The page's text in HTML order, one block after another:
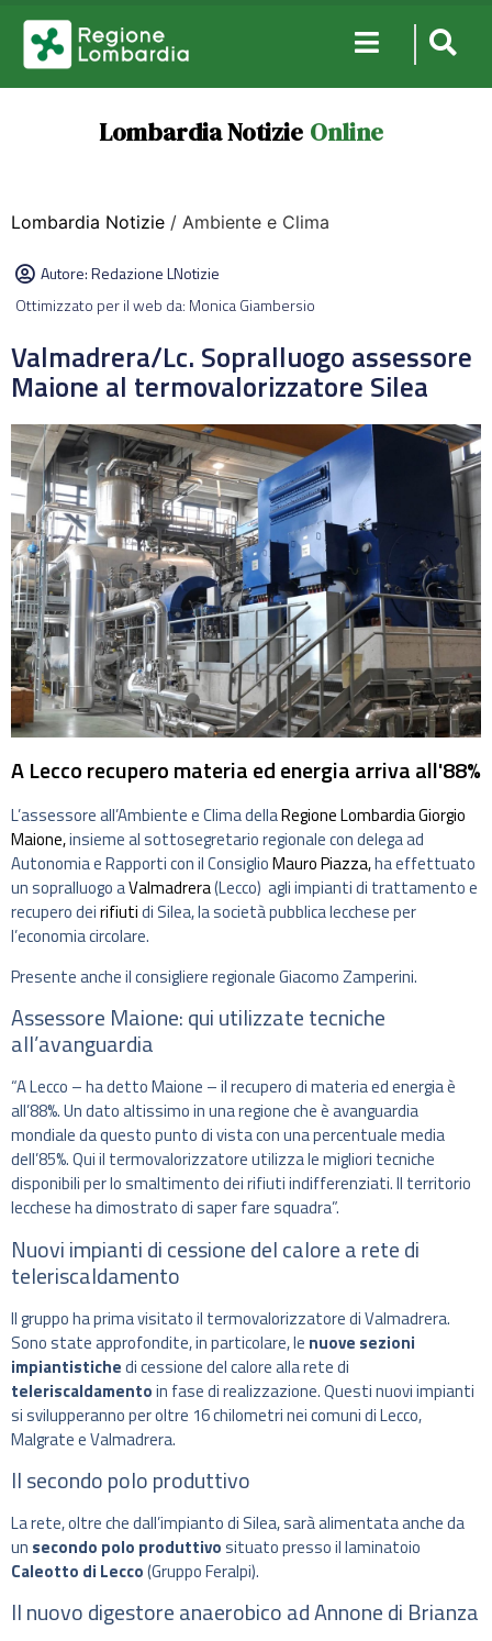
Lombardia Notizie Online
Lombardia Notizie / Ambiente e Clima
Autore:Redazione LNotizie
Ottimizzato per il web da: Monica Giambersio
Valmadrera/Lc. Sopralluogo assessore
Maione al termovalorizzatore Silea
A Lecco recupero materia ed energia arriva all'88%
L’assessore all’Ambiente e Clima dellaRegione LombardiaGiorgio
Maione,insieme al sottosegretario regionale con delega ad
Autonomia e Rapporti con il ConsiglioMauro Piazza,ha effettuato
un sopralluogo aValmadrera(Lecco) agli impianti di trattamento e
recupero deirifiutidi Silea, la società pubblica lecchese per
l’economia circolare.
Presente anche il consigliere regionale Giacomo Zamperini.
Assessore Maione: qui utilizzate tecniche
all’avanguardia
“A Lecco – ha detto Maione – il recupero di materia ed energia è
all’88%. Un dato altissimo in una regione che è avanguardia
mondiale da questo punto di vista con una percentuale media
dell’85%. Qui il termovalorizzatore utilizza le migliori tecniche
disponibili per lo smaltimento dei rifiuti indifferenziati. Il territorio
lecchese ha dimostrato di saper fare squadra”.
Nuovi impianti di cessione del calore a rete di
teleriscaldamento
Il gruppo ha prima visitato il termovalorizzatore di Valmadrera.
Sono state approfondite, in particolare, le nuove sezioni
impiantistichedi cessione del calore alla rete di
teleriscaldamentoin fase di realizzazione. Questi nuovi impianti
si svilupperanno per oltre 16 chilometri nei comuni di Lecco,
Malgrate e Valmadrera.
Il secondo polo produttivo
La rete, oltre che dall’impianto di Silea, sarà alimentata anche da
un secondo polo produttivosituato presso il laminatoio
Caleotto di Lecco(Gruppo Feralpi).
Il nuovo digestore anaerobico ad Annone di Brianza